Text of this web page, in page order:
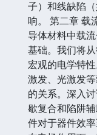
子）和线缺陷
响。 第二章 载
导体材料中载
基础。我们将
宏观的电学特
激发、光激发
的关系。深入
歇复合和陷阱
件对于器件效